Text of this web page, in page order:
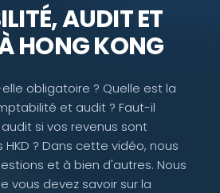
AUDIT ET
HONG KONG
obligatoire ? Quelle est la
et audit ? Faut-il
si vos revenus sont
HKD ? Dans cette vidéo, nous
et à bien d'autres. Nous
vous devez savoir sur la